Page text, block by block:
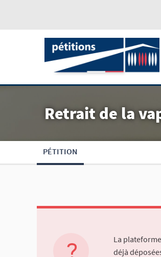
Retrait de la
PÉTITION
La
déjà